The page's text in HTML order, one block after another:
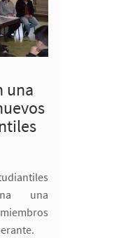
una
una